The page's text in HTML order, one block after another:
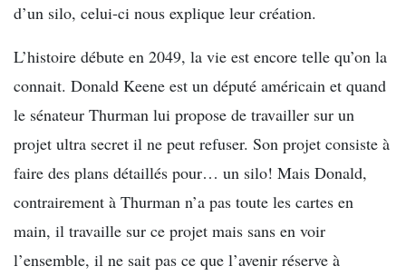
d’un silo, celui-ci nous explique leur création.
L’histoire débute en 2049, la vie est encore telle qu’on la
connait. Donald Keene est un député américain et quand
le sénateur Thurman lui propose de travailler sur un
projet ultra secret il ne peut refuser. Son projet consiste à
faire des plans détaillés pour… un silo! Mais Donald,
contrairement à Thurman n’a pas toute les cartes en
main, il travaille sur ce projet mais sans en voir
l’ensemble, il ne sait pas ce que l’avenir réserve à